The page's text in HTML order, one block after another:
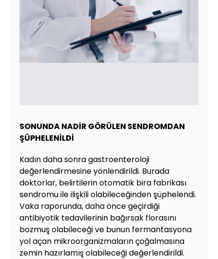
SONUNDA NADİR GÖRÜLEN SENDROMDAN
ŞÜPHELENİLDİ
Kadın daha sonra gastroenteroloji
değerlendirmesine yönlendirildi. Burada
doktorlar, belirtilerin otomatik bira fabrikası
sendromu ile ilişkili olabileceğinden şüphelendi.
Vaka raporunda, daha önce geçirdiği
antibiyotik tedavilerinin bağırsak florasını
bozmuş olabileceği ve bunun fermantasyona
yol açan mikroorganizmaların çoğalmasına
zemin hazırlamış olabileceği değerlendirildi.